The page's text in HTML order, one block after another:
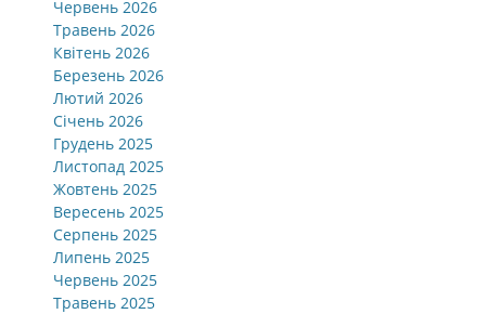
Червень 2026
Травень 2026
Квітень 2026
Березень 2026
Лютий 2026
Січень 2026
Грудень 2025
Листопад 2025
Жовтень 2025
Вересень 2025
Серпень 2025
Липень 2025
Червень 2025
Травень 2025